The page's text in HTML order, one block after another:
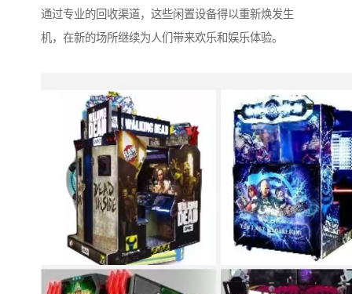
通过专业的回收渠道，这些闲置设备得以重新焕发生
机，在新的场所继续为人们带来欢乐和娱乐体验。